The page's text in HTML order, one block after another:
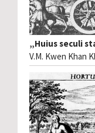
„Huius seculi
V.M. Kwen Khan